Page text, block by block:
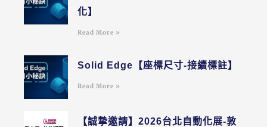
化】
Read More »
Solid Edge【座標尺寸-接續標註】
Read More »
【誠摯邀請】2026台北自動化展-敦